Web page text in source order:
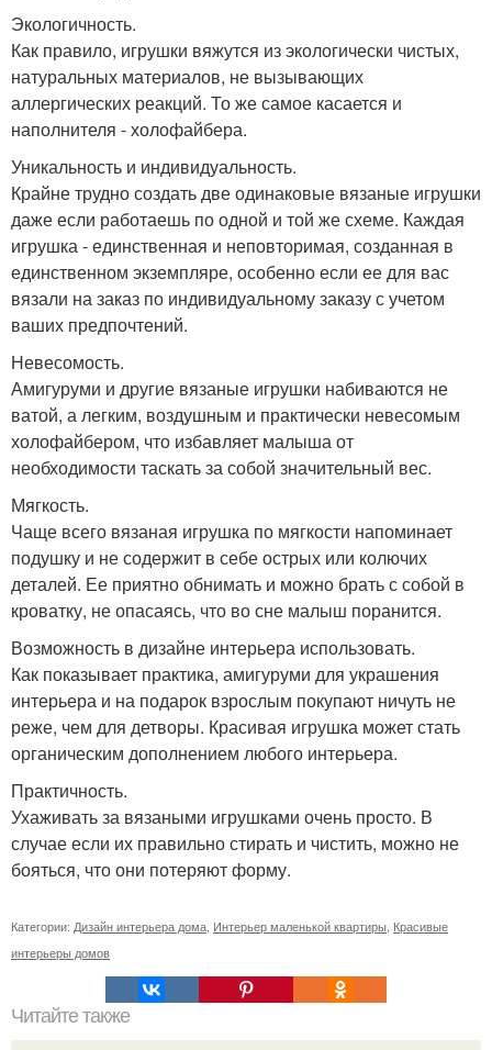
Экологичность.
Как правило, игрушки вяжутся из экологически чистых,
натуральных материалов, не вызывающих
аллергических реакций. То же самое касается и
наполнителя - холофайбера.
Уникальность и индивидуальность.
Крайне трудно создать две одинаковые вязаные игрушки
даже если работаешь по одной и той же схеме. Каждая
игрушка - единственная и неповторимая, созданная в
единственном экземпляре, особенно если ее для вас
вязали на заказ по индивидуальному заказу с учетом
ваших предпочтений.
Невесомость.
Амигуруми и другие вязаные игрушки набиваются не
ватой, а легким, воздушным и практически невесомым
холофайбером, что избавляет малыша от
необходимости таскать за собой значительный вес.
Мягкость.
Чаще всего вязаная игрушка по мягкости напоминает
подушку и не содержит в себе острых или колючих
деталей. Ее приятно обнимать и можно брать с собой в
кроватку, не опасаясь, что во сне малыш поранится.
Возможность в дизайне интерьера использовать.
Как показывает практика, амигуруми для украшения
интерьера и на подарок взрослым покупают ничуть не
реже, чем для детворы. Красивая игрушка может стать
органическим дополнением любого интерьера.
Практичность.
Ухаживать за вязаными игрушками очень просто. В
случае если их правильно стирать и чистить, можно не
бояться, что они потеряют форму.
Категории: Дизайн интерьера дома Интерьер маленькой квартиры Красивые
интерьеры домов
Читайте также